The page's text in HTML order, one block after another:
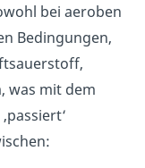
bei aeroben
Bedingungen,
was mit dem